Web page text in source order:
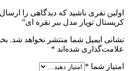
اولین نفری باشید که دیدگاهی را
کریستال توپاز مدل ببر نقره ای”
نشانی ایمیل شما منتشر نخواهد شد.
علامت‌گذاری شده‌اند *
امتیاز شما *